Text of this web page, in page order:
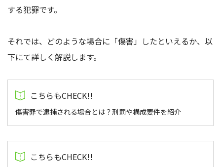
する犯罪です。
それでは、どのような場合に「傷害」したといえるか、以
下にて詳しく解説します。
傷害罪で逮捕される場合とは？刑罰や構成要件を紹介